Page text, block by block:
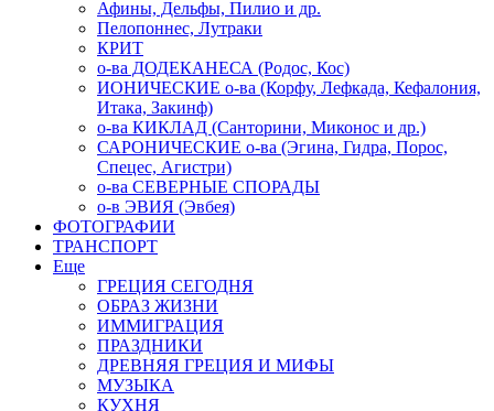
Афины, Дельфы, Пилио и др.
Пелопоннес, Лутраки
КРИТ
о-ва ДОДЕКАНЕСА (Родос, Кос)
ИОНИЧЕСКИЕ о-ва (Корфу, Лефкада, Кефалония,
Итака, Закинф)
о-ва КИКЛАД (Санторини, Миконос и др.)
САРОНИЧЕСКИЕ о-ва (Эгина, Гидра, Порос,
Спецес, Агистри)
о-ва СЕВЕРНЫЕ СПОРАДЫ
о-в ЭВИЯ (Эвбея)
ФОТОГРАФИИ
ТРАНСПОРТ
Еще
ГРЕЦИЯ СЕГОДНЯ
ОБРАЗ ЖИЗНИ
ИММИГРАЦИЯ
ПРАЗДНИКИ
ДРЕВНЯЯ ГРЕЦИЯ И МИФЫ
МУЗЫКА
КУХНЯ